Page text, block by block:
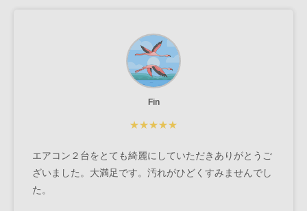
Fin
★★★★★
エアコン２台をとても綺麗にしていただきありがとうご
ざいました。大満足です。汚れがひどくすみませんでし
た。